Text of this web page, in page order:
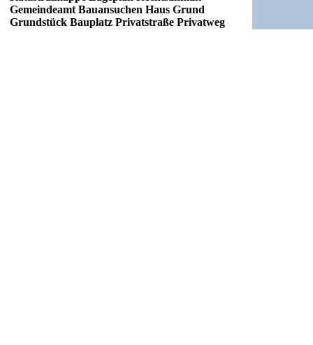
Gemeindeamt Bauansuchen Haus Grund
Grundstück Bauplatz Privatstraße Privatweg